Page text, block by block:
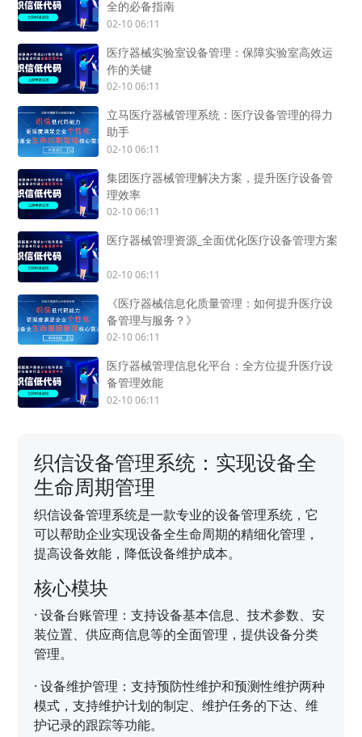
全的必备指南
02-10 06:11
医疗器械实验室设备管理：保障实验室高效运
作的关键
02-10 06:11
立马医疗器械管理系统：医疗设备管理的得力
助手
02-10 06:11
集团医疗器械管理解决方案，提升医疗设备管
理效率
02-10 06:11
医疗器械管理资源_全面优化医疗设备管理方案
02-10 06:11
《医疗器械信息化质量管理：如何提升医疗设
备管理与服务？》
02-10 06:11
医疗器械管理信息化平台：全方位提升医疗设
备管理效能
02-10 06:11
织信设备管理系统：实现设备全
生命周期管理
织信设备管理系统是一款专业的设备管理系统，它
可以帮助企业实现设备全生命周期的精细化管理，
提高设备效能，降低设备维护成本。
核心模块
·设备台账管理：支持设备基本信息、技术参数、安
装位置、供应商信息等的全面管理，提供设备分类
管理。
·设备维护管理：支持预防性维护和预测性维护两种
模式，支持维护计划的制定、维护任务的下达、维
护记录的跟踪等功能。